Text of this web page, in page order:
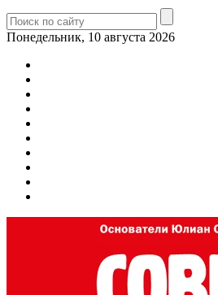
Понедельник, 10 августа 2026